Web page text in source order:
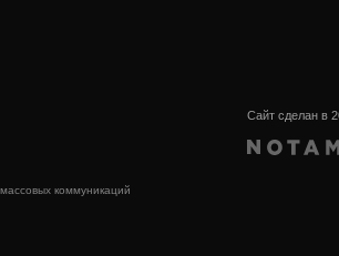
коммуникаций
Сайт сделан в